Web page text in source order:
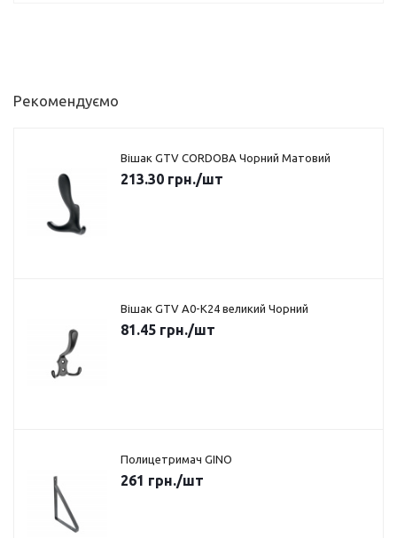
Рекомендуємо
Вішак GTV CORDOBA Чорний Матовий
213.30 грн./шт
Вішак GTV A0-K24 великий Чорний
81.45 грн./шт
Полицетримач GINO
261 грн./шт